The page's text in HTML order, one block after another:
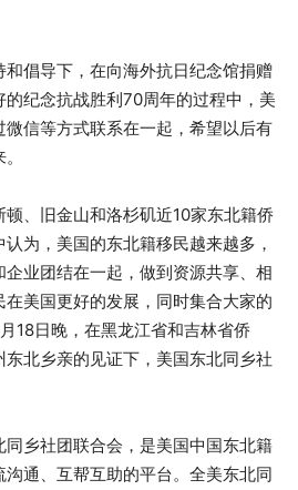
倡导下，在向海外抗日纪念馆捐赠
纪念抗战胜利70周年的过程中，美
信等方式联系在一起，希望以后有
、旧金山和洛杉矶近10家东北籍侨
为，美国的东北籍移民越来越多，
业团结在一起，做到资源共享、相
美国更好的发展，同时集合大家的
18日晚，在黑龙江省和吉林省侨
北乡亲的见证下，美国东北同乡社
乡社团联合会，是美国中国东北籍
通、互帮互助的平台。全美东北同